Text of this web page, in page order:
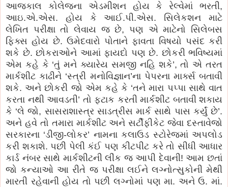
આજકાલ કોલેજના એડમીશન હોય કે રેલ્વેમાં ભરતી,
આઇ.એ.એસ. હોય કે આઈ.પી.એસ. સિલેકશન માટે
લેખિત પરીક્ષા તો લેવાય જ છે, પણ એ માટેનો સિલેબસ
ફિક્સ હોય છે. ઉમેદવારો પોતાને ફાવતા વિષયો પસંદ કરી
શકે છે. છોકરાઓને આમાં ફાયદો પણ છે. છોકરી ભવિષ્યમાં
એમ કહે કે ‘તું મને ક્યારેય સમજી નહિ શકે’, તો એ તરત
માર્કશીટ કાઢીને ‘સ્ત્રી મનોવિજ્ઞાન’ના પેપરના માર્ક્સ બતાવી
શકે. અને છોકરી જો એમ કહે કે ‘તને મારા પપ્પા સાથે વાત
કરતા નથી આવડતી’ તો ફટાક કરતી માર્કશીટ બતાવી શકાય
કે ‘લે જો, સાસરાશાસ્ત્ર સાડત્રીસ માર્ક સાથે પાસ કર્યું છે’.
અને હવે તો તમારા માર્કશીટ અને સર્ટીફીકેટ જેવા દસ્તાવેજો
સરકારના ‘ડીજી-લોકર’ નામના કલાઉડ સ્ટોરેજમાં અપલોડ
કરી શકાશે. પછી પેલી કંઈ પણ કીટપીટ કરે તો સીધી આધાર
કાર્ડ નંબર સાથે માર્કશીટની લીંક જ આપી દેવાની! આમ છતાં
જો કન્યાઓ આ રીતે જ પરીક્ષા લઈને લગ્નોત્સુકોની મેથી
મારતી રહેવાની હોય તો પછી લગ્નોમાં પણ મા. અને ઉ. માં.